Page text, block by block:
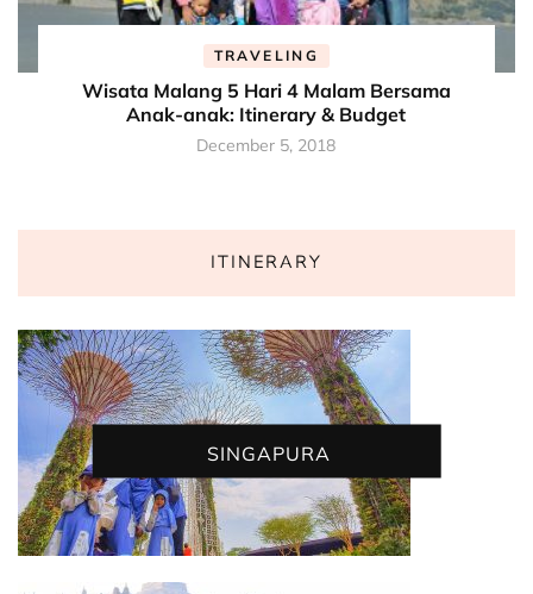
TRAVELING
Wisata Malang 5 Hari 4 Malam Bersama
Anak-anak: Itinerary & Budget
December 5, 2018
ITINERARY
SINGAPURA